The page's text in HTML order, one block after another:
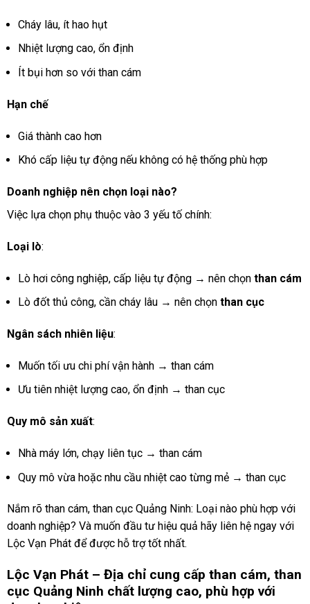
Cháy lâu, ít hao hụt
Nhiệt lượng cao, ổn định
Ít bụi hơn so với than cám
Hạn chế
Giá thành cao hơn
Khó cấp liệu tự động nếu không có hệ thống phù hợp
Doanh nghiệp nên chọn loại nào?
Việc lựa chọn phụ thuộc vào 3 yếu tố chính:
Loại lò:
Lò hơi công nghiệp, cấp liệu tự động → nên chọn than cám
Lò đốt thủ công, cần cháy lâu → nên chọn than cục
Ngân sách nhiên liệu:
Muốn tối ưu chi phí vận hành → than cám
Ưu tiên nhiệt lượng cao, ổn định → than cục
Quy mô sản xuất:
Nhà máy lớn, chạy liên tục → than cám
Quy mô vừa hoặc nhu cầu nhiệt cao từng mẻ → than cục
Nắm rõ than cám, than cục Quảng Ninh: Loại nào phù hợp với
doanh nghiệp? Và muốn đầu tư hiệu quả hãy liên hệ ngay với
Lộc Vạn Phát để được hỗ trợ tốt nhất.
Lộc Vạn Phát – Địa chỉ cung cấp than cám, than
cục Quảng Ninh chất lượng cao, phù hợp với